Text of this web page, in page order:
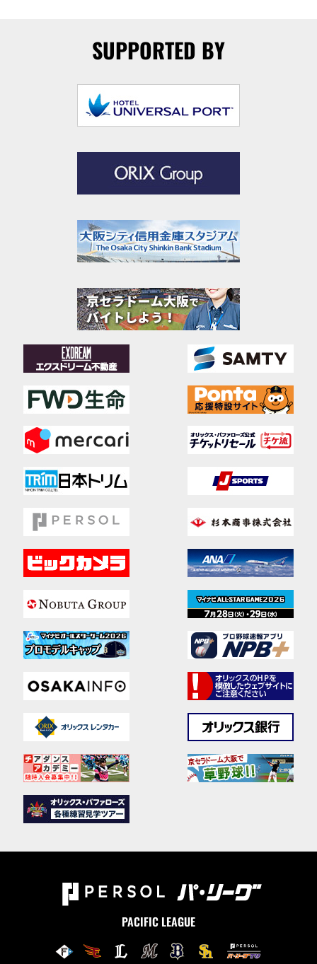
SUPPORTED BY
PACIFIC LEAGUE